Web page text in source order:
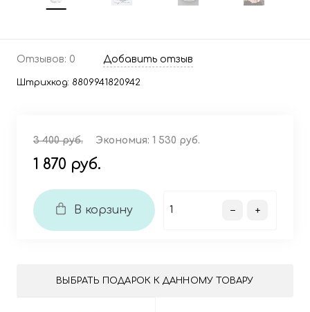
Отзывов: 0 Добавить отзыв
Штрихкод: 8809941820942
3 400 руб. Экономия: 1 530 руб.
1 870 руб.
В корзину
ВЫБРАТЬ ПОДАРОК К ДАННОМУ ТОВАРУ